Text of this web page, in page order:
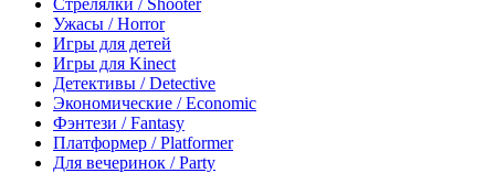
Стрелялки / Shooter
Ужасы / Horror
Игры для детей
Игры для Kinect
Детективы / Detective
Экономические / Economic
Фэнтези / Fantasy
Платформер / Platformer
Для вечеринок / Party